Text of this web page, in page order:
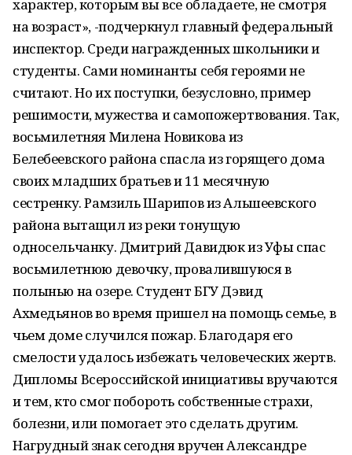
характер, которым вы все обладаете, не смотря
на возраст», -подчеркнул главный федеральный
инспектор. Среди награжденных школьники и
студенты. Сами номинанты себя героями не
считают. Но их поступки, безусловно, пример
решимости, мужества и самопожертвования. Так,
восьмилетняя Милена Новикова из
Белебеевского района спасла из горящего дома
своих младших братьев и 11 месячную
сестренку. Рамзиль Шарипов из Альшеевского
района вытащил из реки тонущую
односельчанку. Дмитрий Давидюк из Уфы спас
восьмилетнюю девочку, провалившуюся в
полынью на озере. Студент БГУ Дэвид
Ахмедьянов во время пришел на помощь семье, в
чьем доме случился пожар. Благодаря его
смелости удалось избежать человеческих жертв.
Дипломы Всероссийской инициативы вручаются
и тем, кто смог побороть собственные страхи,
болезни, или помогает это сделать другим.
Нагрудный знак сегодня вручен Александре